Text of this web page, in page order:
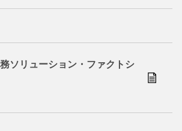
ソリューション・ファクトシ